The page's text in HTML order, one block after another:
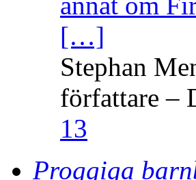
[…]
Stephan
författare –
13
Proggiga